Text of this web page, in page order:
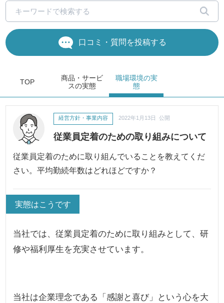
口コミ・質問を投稿する
TOP
商品・サービ
スの実態
職場環境の実
態
従業員定着のための取り組みについて
経営方針・事業内容 2022年1月13日 公開
従業員定着のために取り組んでいることを教えてくだ
さい。平均勤続年数はどれほどですか？
実態はこうです
当社では、従業員定着のために取り組みとして、研
修や福利厚生を充実させています。
当社は企業理念である「感謝と喜び」という心を大